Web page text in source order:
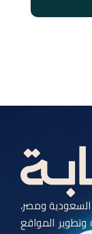
ومصر،
المواقع